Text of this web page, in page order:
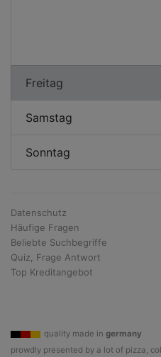
Freitag
Samstag
Sonntag
Datenschutz
Häufige Fragen
Beliebte Suchbegriffe
Quiz, Frage Antwort
Top Kreditangebot
quality made in germany
prowdly presented by a lot of pizza,